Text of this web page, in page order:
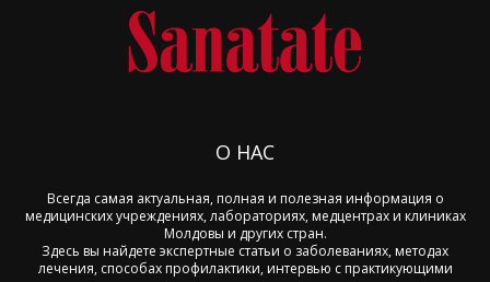
О НАС
Всегда самая актуальная, полная и полезная информация о
медицинских учреждениях, лабораториях, медцентрах и клиниках
Молдовы и других стран.
Здесь вы найдете экспертные статьи о заболеваниях, методах
лечения, способах профилактики, интервью с практикующими